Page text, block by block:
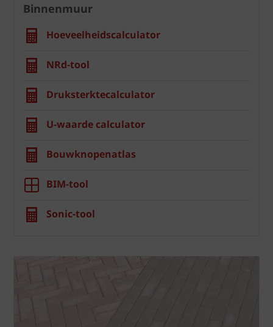
Binnenmuur
Hoeveelheidscalculator
NRd-tool
Druksterktecalculator
U-waarde calculator
Bouwknopenatlas
BIM-tool
Sonic-tool